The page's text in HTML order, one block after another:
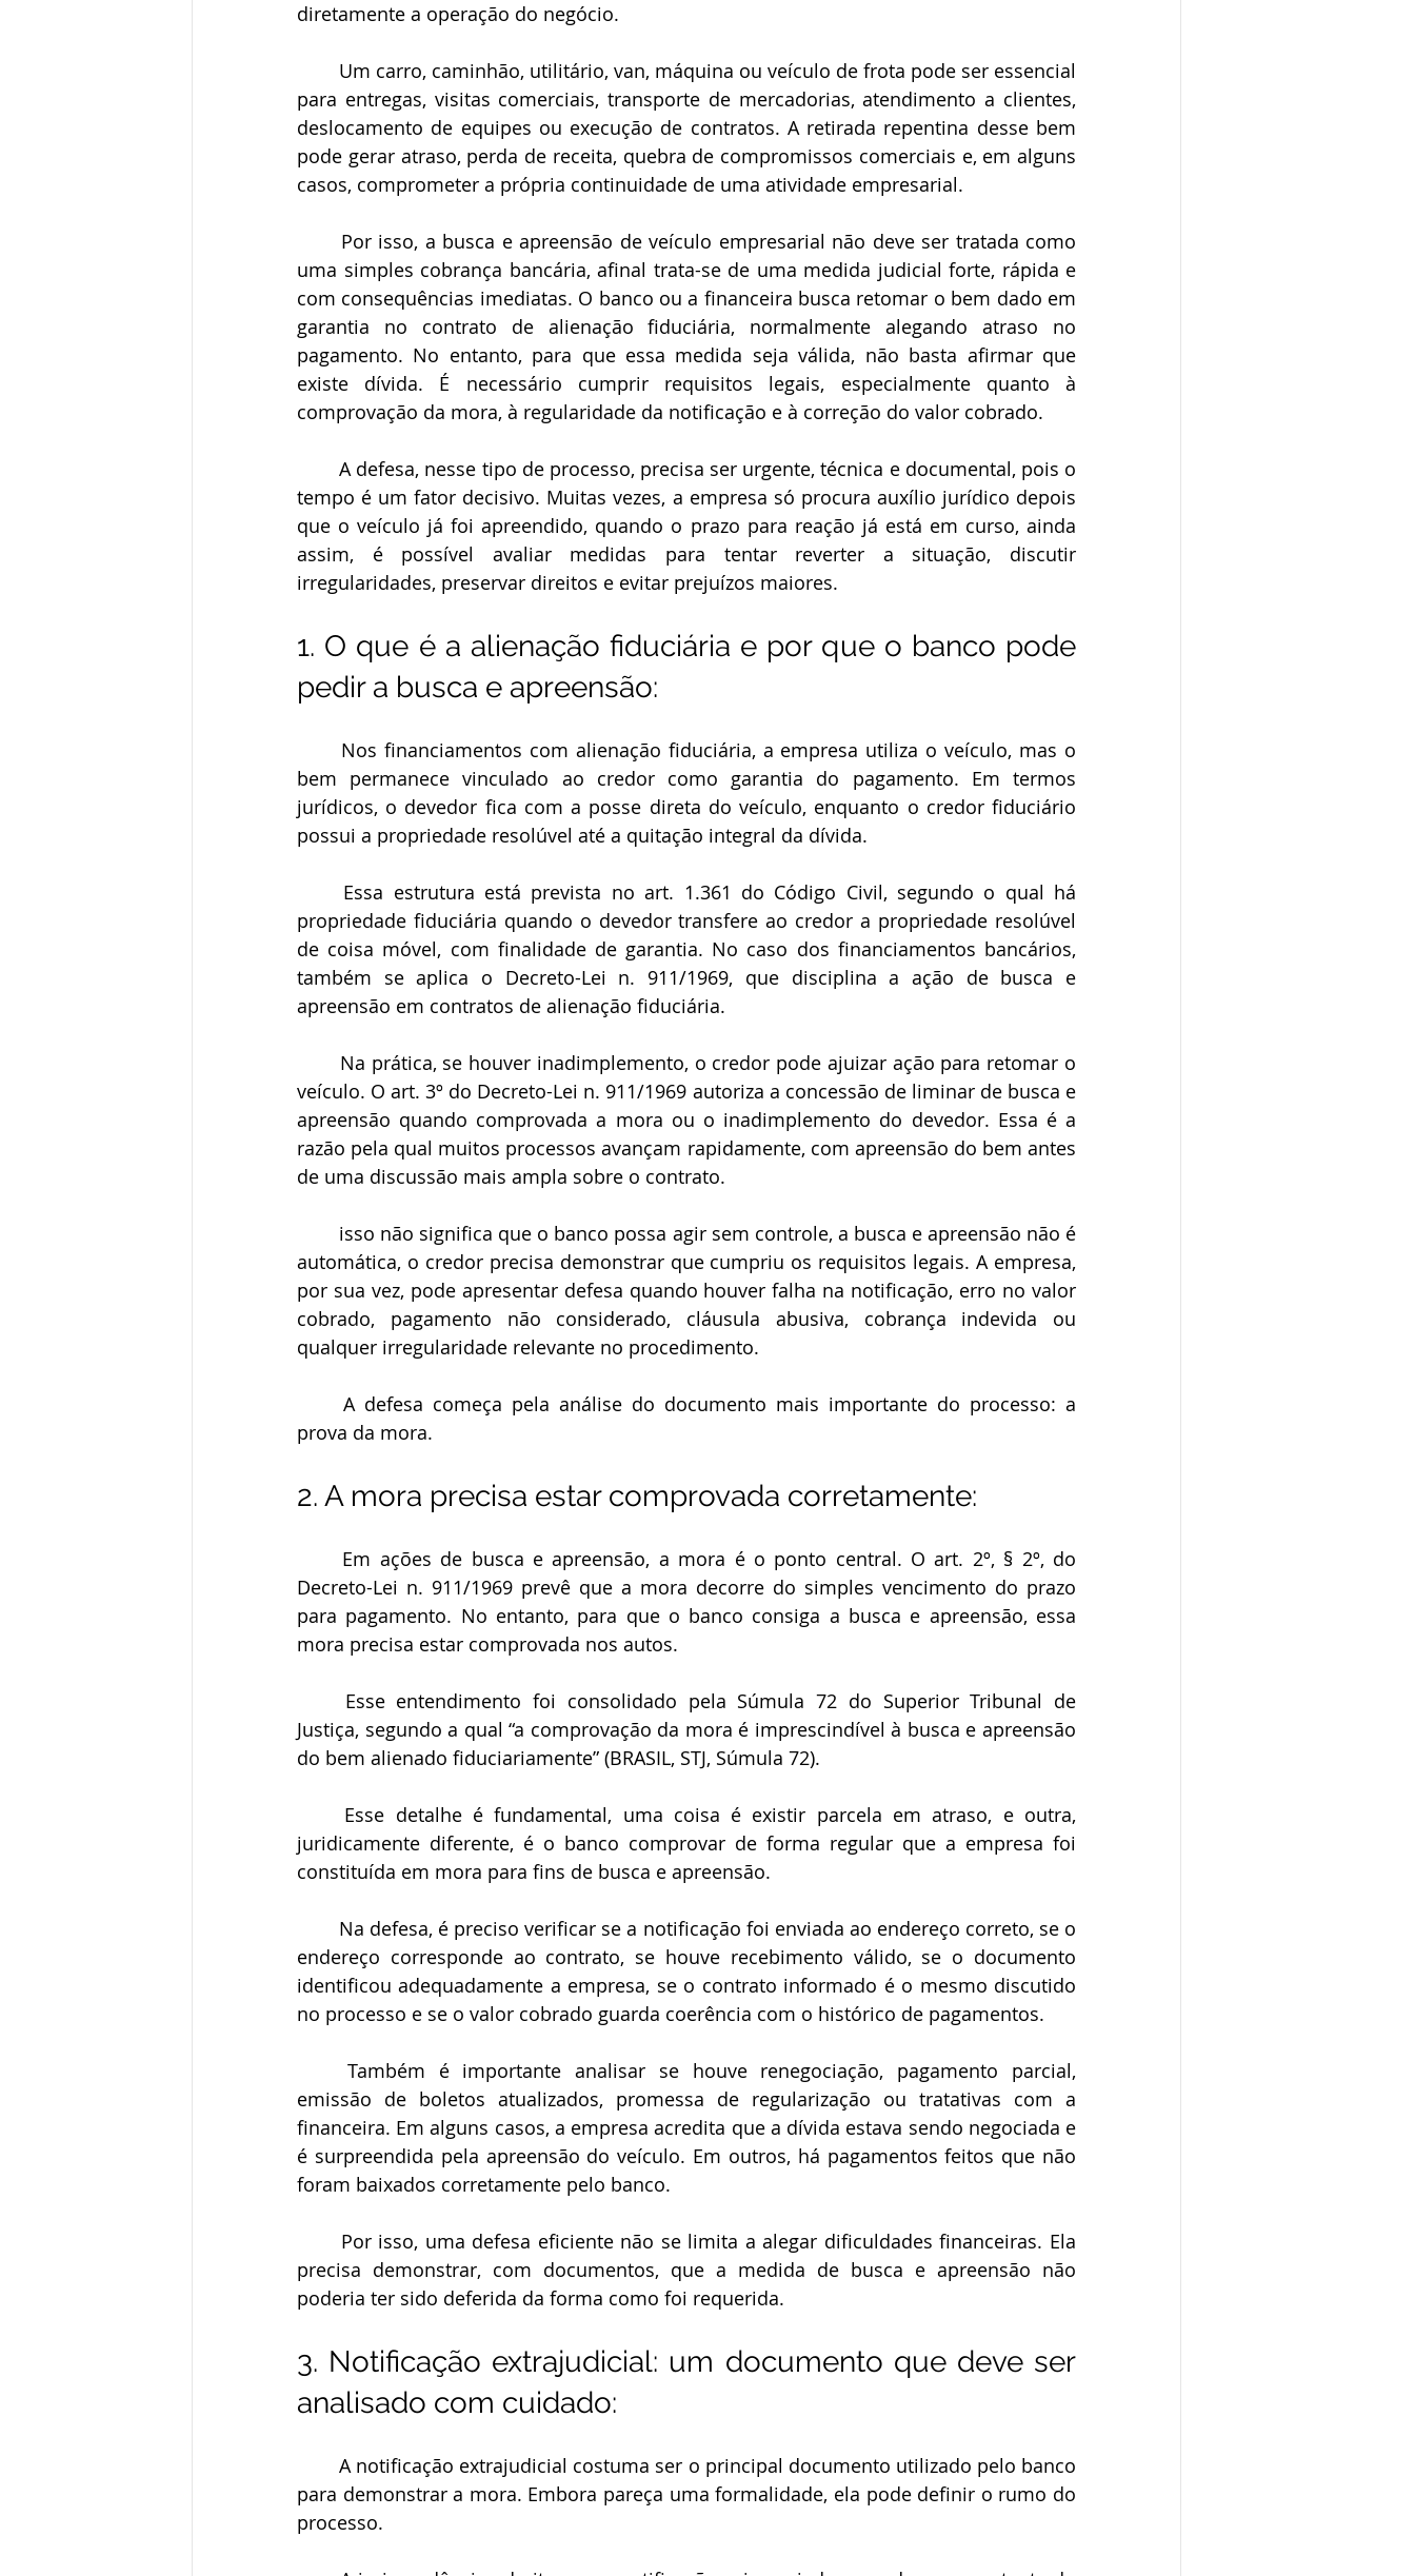
diretamente a operação do negócio.
para entregas, visitas comerciais, transporte de mercadorias, atendimento a clientes,
deslocamento de equipes ou execução de contratos. A retirada repentina desse bem
pode gerar atraso, perda de receita, quebra de compromissos comerciais e, em alguns
casos, comprometer a própria continuidade de uma atividade empresarial.
uma simples cobrança bancária, afinal trata-se de uma medida judicial forte, rápida e
com consequências imediatas. O banco ou a financeira busca retomar o bem dado em
garantia no contrato de alienação fiduciária, normalmente alegando atraso no
pagamento. No entanto, para que essa medida seja válida, não basta afirmar que
existe dívida. É necessário cumprir requisitos legais, especialmente quanto à
comprovação da mora, à regularidade da notificação e à correção do valor cobrado.
	A defesa, nesse tipo de processo, precisa ser urgente, técnica e documental, pois o
tempo é um fator decisivo. Muitas vezes, a empresa só procura auxílio jurídico depois
que o veículo já foi apreendido, quando o prazo para reação já está em curso, ainda
assim, é possível avaliar medidas para tentar reverter a situação, discutir
irregularidades, preservar direitos e evitar prejuízos maiores.
1. O que é a alienação fiduciária e por que o banco pode
pedir a busca e apreensão:
bem permanece vinculado ao credor como garantia do pagamento. Em termos
jurídicos, o devedor fica com a posse direta do veículo, enquanto o credor fiduciário
possui a propriedade resolúvel até a quitação integral da dívida.
propriedade fiduciária quando o devedor transfere ao credor a propriedade resolúvel
de coisa móvel, com finalidade de garantia. No caso dos financiamentos bancários,
também se aplica o Decreto-Lei n. 911/1969, que disciplina a ação de busca e
apreensão em contratos de alienação fiduciária.
veículo. O art. 3º do Decreto-Lei n. 911/1969 autoriza a concessão de liminar de busca e
apreensão quando comprovada a mora ou o inadimplemento do devedor. Essa é a
razão pela qual muitos processos avançam rapidamente, com apreensão do bem antes
de uma discussão mais ampla sobre o contrato.
automática, o credor precisa demonstrar que cumpriu os requisitos legais. A empresa,
por sua vez, pode apresentar defesa quando houver falha na notificação, erro no valor
cobrado, pagamento não considerado, cláusula abusiva, cobrança indevida ou
qualquer irregularidade relevante no procedimento.
prova da mora.
2. A mora precisa estar comprovada corretamente:
Decreto-Lei n. 911/1969 prevê que a mora decorre do simples vencimento do prazo
para pagamento. No entanto, para que o banco consiga a busca e apreensão, essa
mora precisa estar comprovada nos autos.
Justiça, segundo a qual “a comprovação da mora é imprescindível à busca e apreensão
do bem alienado fiduciariamente” (BRASIL, STJ, Súmula 72).
juridicamente diferente, é o banco comprovar de forma regular que a empresa foi
constituída em mora para fins de busca e apreensão.
endereço corresponde ao contrato, se houve recebimento válido, se o documento
identificou adequadamente a empresa, se o contrato informado é o mesmo discutido
no processo e se o valor cobrado guarda coerência com o histórico de pagamentos.
emissão de boletos atualizados, promessa de regularização ou tratativas com a
financeira. Em alguns casos, a empresa acredita que a dívida estava sendo negociada e
é surpreendida pela apreensão do veículo. Em outros, há pagamentos feitos que não
foram baixados corretamente pelo banco.
precisa demonstrar, com documentos, que a medida de busca e apreensão não
poderia ter sido deferida da forma como foi requerida.
3. Notificação extrajudicial: um documento que deve ser
analisado com cuidado:
	A notificação extrajudicial costuma ser o principal documento utilizado pelo banco
para demonstrar a mora. Embora pareça uma formalidade, ela pode definir o rumo do
processo.